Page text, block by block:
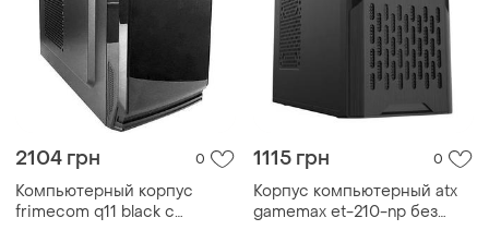
2104 грн 0
Компьютерный корпус
frimecom q11 black с
1115 грн 0
Корпус компьютерный atx
gamemax et-210-np без